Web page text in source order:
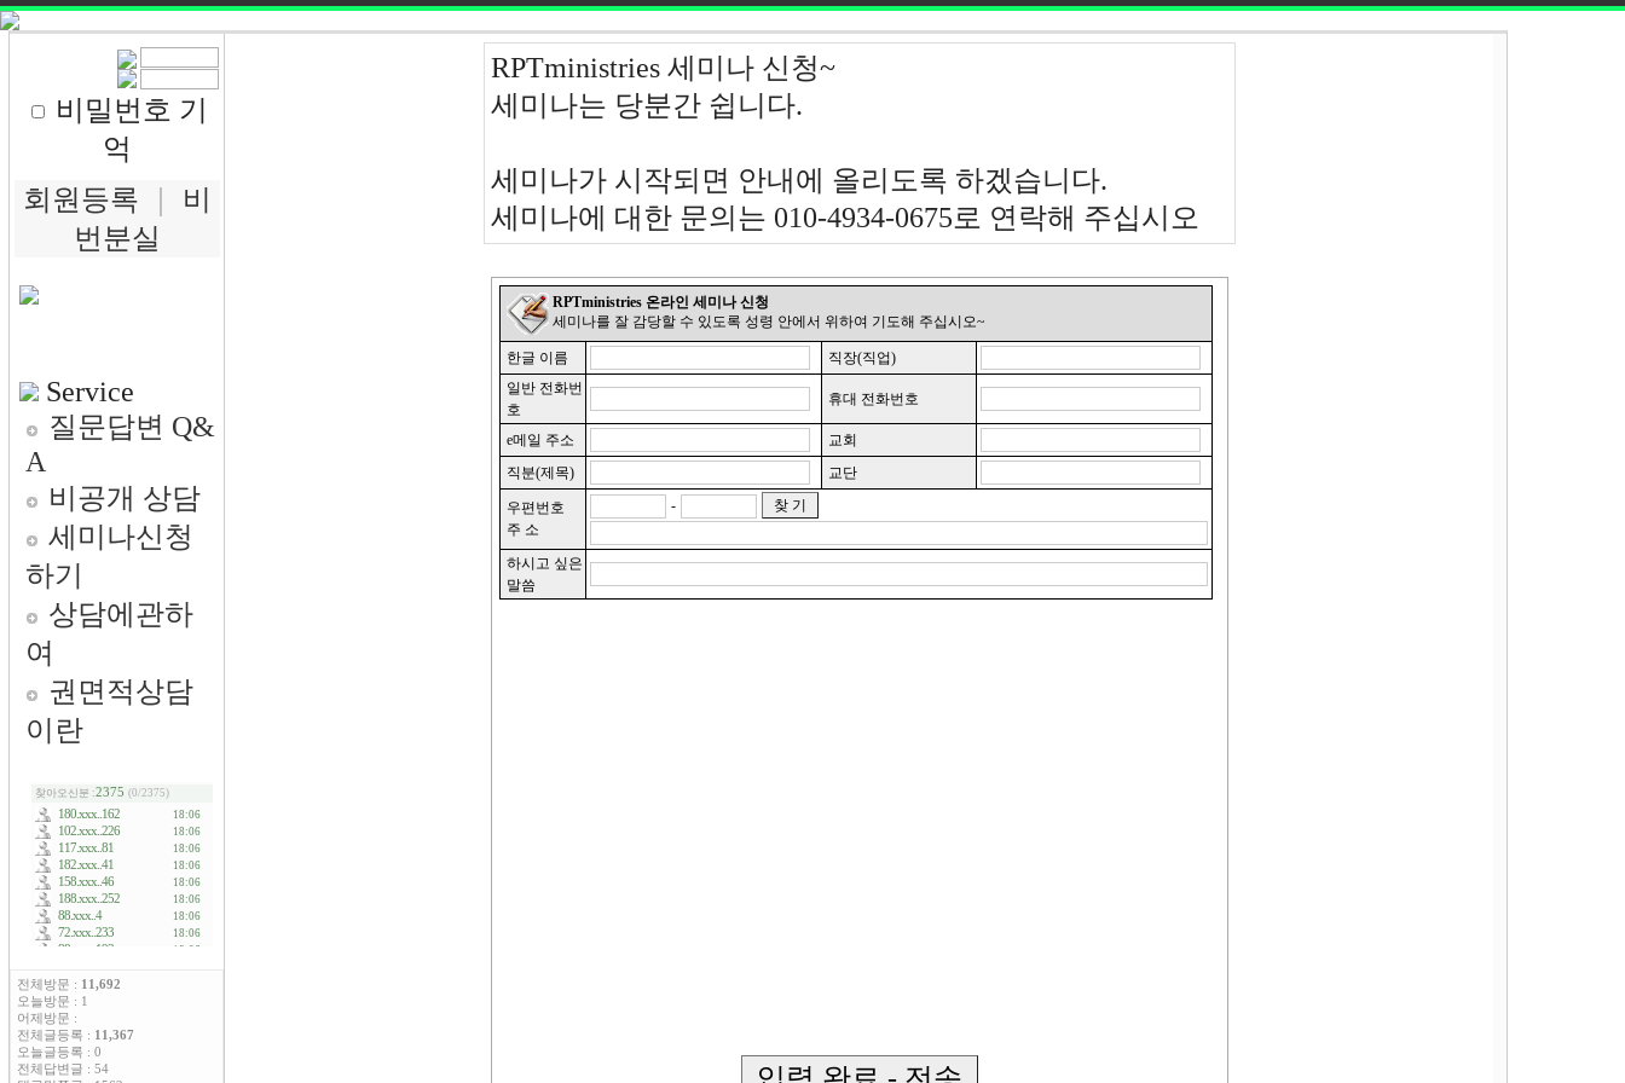
비밀번호 기
억
회원등록
비
번분실
Service
질문답변 Q&
A
비공개 상담
세미나신청
하기
상담에관하
여
권면적상담
이란
전체방문 : 11,692
오늘방문 : 1
어제방문 :
전체글등록 : 11,367
오늘글등록 : 0
전체답변글 : 54
RPTministries 세미나 신청~
세미나는 당분간 쉽니다.
세미나가 시작되면 안내에 올리도록 하겠습니다.
세미나에 대한 문의는 010-4934-0675로 연락해 주십시오